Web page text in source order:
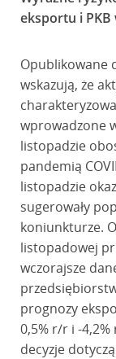
eksportu i PKB
Opublikowane
wskazują, że
wprowadzone
listopadzie
pandemią
listopadzie
sugerowały
koniunkturze.
listopadowej
wczorajsze
prognozy
0,5% r/r i -
decyzje